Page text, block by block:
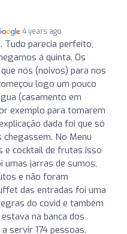
4 years ago
Tudo parecia perfeito,
á quinta. Os
nós (noivos) para nos
logo um pouco
(casamento em
exemplo para tomarem
dada foi que só
No Menu
e cocktail de frutas isso
umas jarras de sumos,
e não foram
das entradas foi uma
do covid e também
na banca dos
servir 174 pessoas,